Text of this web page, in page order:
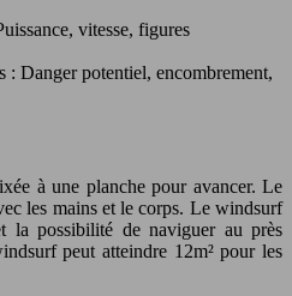
vitesse, figures
: Danger potentiel, encombrement,
à une planche pour avancer. Le
les mains et le corps. Le windsurf
la possibilité de naviguer au près
peut atteindre 12m² pour les